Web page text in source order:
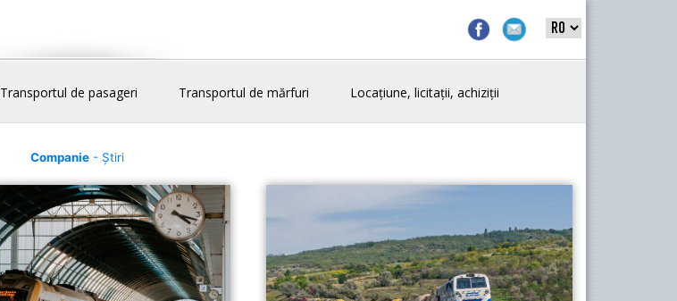
Transportul de pasageri Transportul de mărfuri Locațiune, licitații, achiziții
Companie- Știri